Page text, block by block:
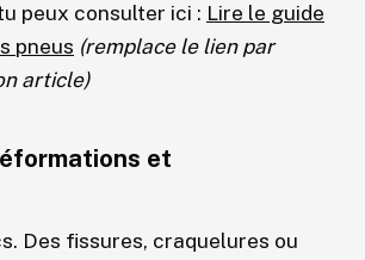
peux consulter ici : Lire le guide
pneus (remplace le lien par
article)
et
Des fissures, craquelures ou